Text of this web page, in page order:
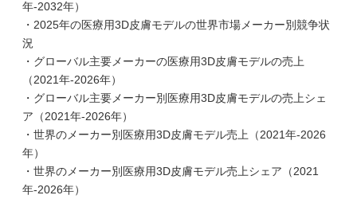
年-2032年）
・2025年の医療用3D皮膚モデルの世界市場メーカー別競争状
況
・グローバル主要メーカーの医療用3D皮膚モデルの売上
（2021年-2026年）
・グローバル主要メーカー別医療用3D皮膚モデルの売上シェ
ア（2021年-2026年）
・世界のメーカー別医療用3D皮膚モデル売上（2021年-2026
年）
・世界のメーカー別医療用3D皮膚モデル売上シェア（2021
年-2026年）